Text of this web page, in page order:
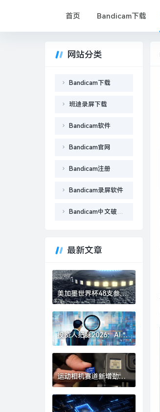
首页 Bandicam下载
网站分类
Bandicam下载
班迪录屏下载
Bandicam软件
Bandicam官网
Bandicam注册
Bandicam录屏软件
Bandicam中文破解版
最新文章
美加墨世界杯48支参赛
球队确定|界面新闻 · 快
讯
投资人把脉2026：AI、
具身智能、生物制造，
或出现百亿美金超级独
角兽 | 界面预言家⑥|界
面新闻 · 科技
运动相机赛道新增劲
敌，影石创始人刘靖康
怒斥对手“断指计划”恶
意挖人|界面新闻 · 科技